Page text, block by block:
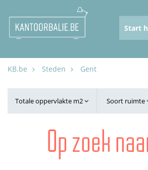
KB.be Steden Gent
Totale oppervlakte m2 Soort ruimte
Op zoek